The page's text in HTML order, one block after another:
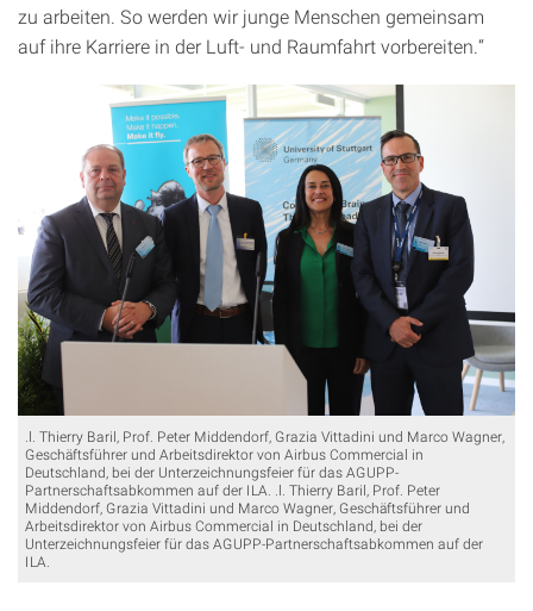
zu arbeiten. So werden wir junge Menschen gemeinsam
auf ihre Karriere in der Luft- und Raumfahrt vorbereiten.“
.l. Thierry Baril, Prof. Peter Middendorf, Grazia Vittadini und Marco Wagner,
Geschäftsführer und Arbeitsdirektor von Airbus Commercial in
Deutschland, bei der Unterzeichnungsfeier für das AGUPP-
Partnerschaftsabkommen auf der ILA. .l. Thierry Baril, Prof. Peter
Middendorf, Grazia Vittadini und Marco Wagner, Geschäftsführer und
Arbeitsdirektor von Airbus Commercial in Deutschland, bei der
Unterzeichnungsfeier für das AGUPP-Partnerschaftsabkommen auf der
ILA.